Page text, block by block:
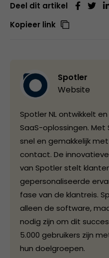
Deel dit artikel
Kopieer link
Spotler
Website
Spotler NL ontwikkelt
SaaS-oplossingen.
snel en gemakkelijk
contact. De
van Spotler stelt
gepersonaliseerde
fase van de klantreis.
alleen de software,
nodig zijn om dit
5.000 gebruikers zijn
hun doelgroepen.